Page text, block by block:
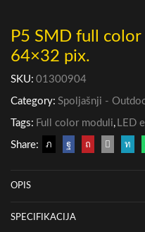
P5 SMD full
64×32 pix.
SKU: 01300904
Category: Spoljašnji -
Tags: Full color moduli, LED
Share:
OPIS
SPECIFIKACIJA